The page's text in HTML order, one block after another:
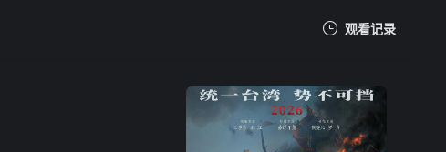
观看记录